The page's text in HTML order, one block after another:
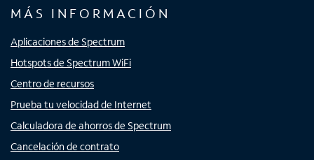
MÁS INFORMACIÓN
Aplicaciones de Spectrum
Hotspots de Spectrum WiFi
Centro de recursos
Prueba tu velocidad de Internet
Calculadora de ahorros de Spectrum
Cancelación de contrato